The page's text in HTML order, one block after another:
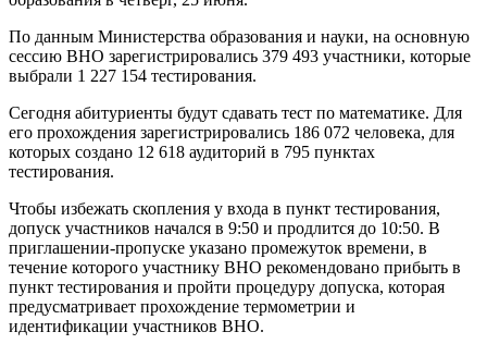
По данным Министерства образования и науки, на основную
сессию ВНО зарегистрировались 379 493 участники, которые
выбрали 1 227 154 тестирования.
Сегодня абитуриенты будут сдавать тест по математике. Для
его прохождения зарегистрировались 186 072 человека, для
которых создано 12 618 аудиторий в 795 пунктах
тестирования.
Чтобы избежать скопления у входа в пункт тестирования,
допуск участников начался в 9:50 и продлится до 10:50. В
приглашении-пропуске указано промежуток времени, в
течение которого участнику ВНО рекомендовано прибыть в
пункт тестирования и пройти процедуру допуска, которая
предусматривает прохождение термометрии и
идентификации участников ВНО.